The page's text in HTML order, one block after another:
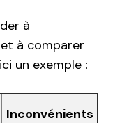
à
à comparer
un exemple :
Inconvénients